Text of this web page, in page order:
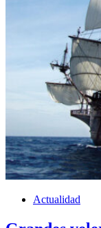
Actualidad